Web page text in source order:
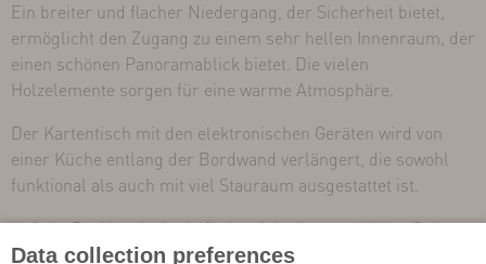
Ein breiter und flacher Niedergang, der Sicherheit bietet,
ermöglicht den Zugang zu einem sehr hellen Innenraum, der
einen schönen Panoramablick bietet. Die vielen
Holzelemente sorgen für eine warme Atmosphäre.
Der Kartentisch mit den elektronischen Geräten wird von
einer Küche entlang der Bordwand verlängert, die sowohl
funktional als auch mit viel Stauraum ausgestattet ist.
Auf der Backbordseite befindet sich ein gemütlicher Salon
und auf der Vorderseite eine geräumige Doppelkabine.
Data collection preferences